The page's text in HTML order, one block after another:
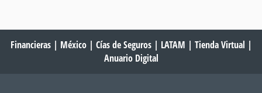
Financieras| México| Cías de Seguros| LATAM | Tienda Virtual |
Anuario Digital